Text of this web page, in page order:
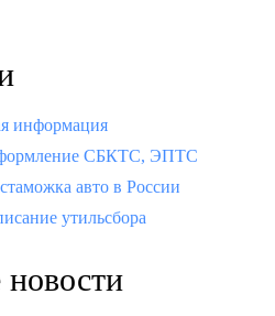
информация
СБКТС, ЭПТС
авто в России
утильсбора